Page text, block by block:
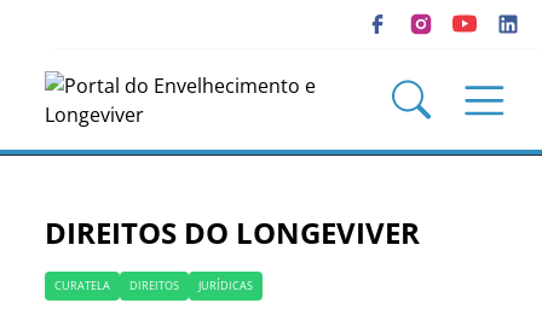
DIREITOS DO LONGEVIVER
CURATELA DIREITOS JURÍDICAS